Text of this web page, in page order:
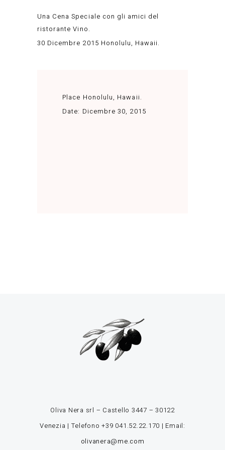
Una Cena Speciale con gli amici del
ristorante Vino.
30 Dicembre 2015 Honolulu, Hawaii.
Place Honolulu, Hawaii.
Date: Dicembre 30, 2015
Oliva Nera srl – Castello 3447 – 30122
Venezia | Telefono+39 041.52.22.170 | Email:
olivanera@me.com